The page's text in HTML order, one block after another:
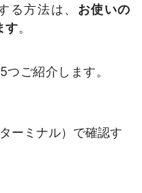
る方法は、 お使いの
す。
ご紹介します。
ーミナル）で確認す